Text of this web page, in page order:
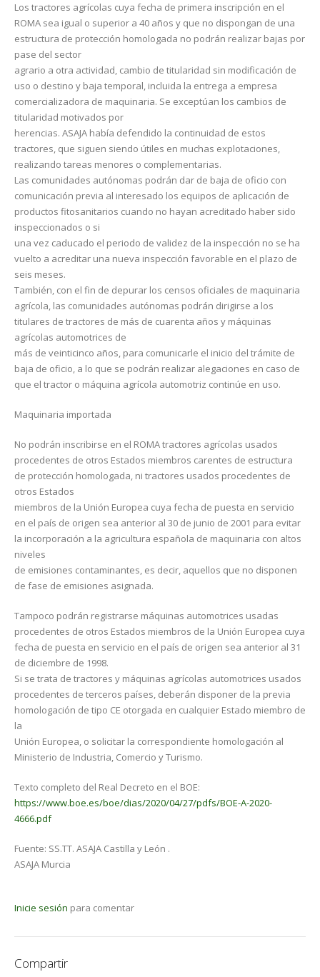
Los tractores agrícolas cuya fecha de primera inscripción en el
ROMA sea igual o superior a 40 años y que no dispongan de una
estructura de protección homologada no podrán realizar bajas por
pase del sector
agrario a otra actividad, cambio de titularidad sin modificación de
uso o destino y baja temporal, incluida la entrega a empresa
comercializadora de maquinaria. Se exceptúan los cambios de
titularidad motivados por
herencias. ASAJA había defendido la continuidad de estos
tractores, que siguen siendo útiles en muchas explotaciones,
realizando tareas menores o complementarias.
Las comunidades autónomas podrán dar de baja de oficio con
comunicación previa al interesado los equipos de aplicación de
productos fitosanitarios cuando no hayan acreditado haber sido
inspeccionados o si
una vez caducado el periodo de validez de la inspección no se ha
vuelto a acreditar una nueva inspección favorable en el plazo de
seis meses.
También, con el fin de depurar los censos oficiales de maquinaria
agrícola, las comunidades autónomas podrán dirigirse a los
titulares de tractores de más de cuarenta años y máquinas
agrícolas automotrices de
más de veinticinco años, para comunicarle el inicio del trámite de
baja de oficio, a lo que se podrán realizar alegaciones en caso de
que el tractor o máquina agrícola automotriz continúe en uso.
Maquinaria importada
No podrán inscribirse en el ROMA tractores agrícolas usados
procedentes de otros Estados miembros carentes de estructura
de protección homologada, ni tractores usados procedentes de
otros Estados
miembros de la Unión Europea cuya fecha de puesta en servicio
en el país de origen sea anterior al 30 de junio de 2001 para evitar
la incorporación a la agricultura española de maquinaria con altos
niveles
de emisiones contaminantes, es decir, aquellos que no disponen
de fase de emisiones asignada.
Tampoco podrán registrarse máquinas automotrices usadas
procedentes de otros Estados miembros de la Unión Europea cuya
fecha de puesta en servicio en el país de origen sea anterior al 31
de diciembre de 1998.
Si se trata de tractores y máquinas agrícolas automotrices usados
procedentes de terceros países, deberán disponer de la previa
homologación de tipo CE otorgada en cualquier Estado miembro de
la
Unión Europea, o solicitar la correspondiente homologación al
Ministerio de Industria, Comercio y Turismo.
Texto completo del Real Decreto en el BOE:
https://www.boe.es/boe/dias/2020/04/27/pdfs/BOE-A-2020-
4666.pdf
Fuente: SS.TT. ASAJA Castilla y León .
ASAJA Murcia
Inicie sesión para comentar
Compartir